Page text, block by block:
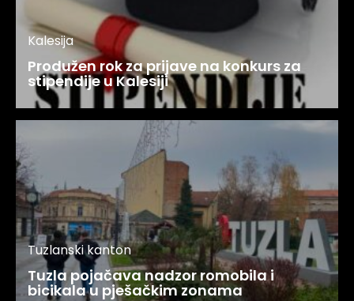
Kalesija
Produžen rok za prijave na konkurs za
stipendije u Kalesiji
Tuzlanski kanton
Tuzla pojačava nadzor romobila i
bicikala u pješačkim zonama